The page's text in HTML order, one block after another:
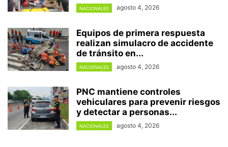
NACIONALES agosto 4, 2026
Equipos de primera respuesta
realizan simulacro de accidente
de tránsito en...
NACIONALES agosto 4, 2026
PNC mantiene controles
vehiculares para prevenir riesgos
y detectar a personas...
NACIONALES agosto 4, 2026